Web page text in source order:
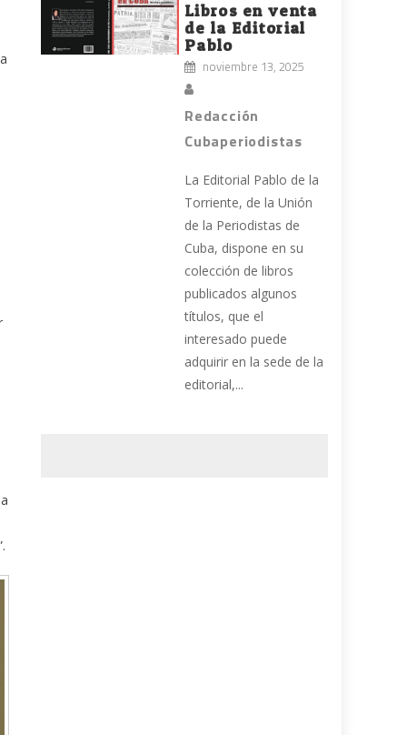
Libros en venta
de la Editorial
Pablo
noviembre 13, 2025
Redacción
Cubaperiodistas
La Editorial Pablo de la
Torriente, de la Unión
de la Periodistas de
Cuba, dispone en su
colección de libros
publicados algunos
títulos, que el
interesado puede
adquirir en la sede de la
editorial,...